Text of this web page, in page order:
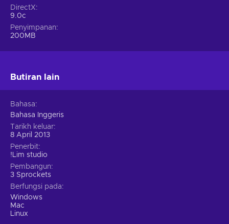
DirectX
9.0c
Penyimpanan
200MB
Butiran lain
Bahasa
Bahasa Inggeris
Tarikh keluar
8 April 2013
Penerbit
!Lim studio
Pembangun
3 Sprockets
Berfungsi pada
Windows
Mac
Linux